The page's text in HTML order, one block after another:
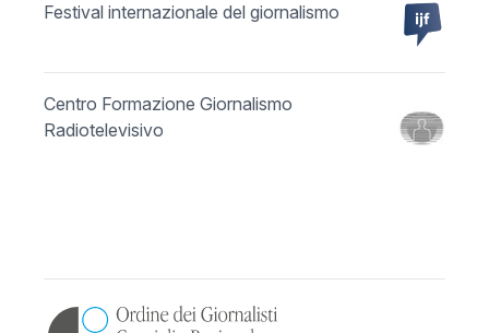
Festival internazionale del giornalismo
Centro Formazione Giornalismo
Radiotelevisivo